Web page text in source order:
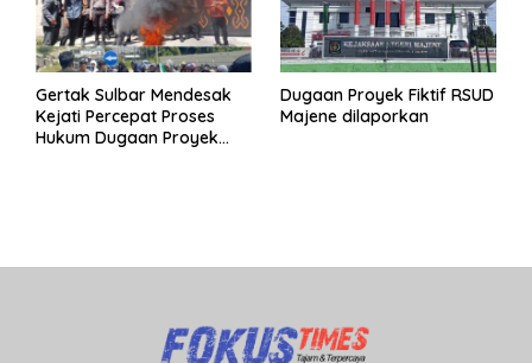
Gertak Sulbar Mendesak
Kejati Percepat Proses
Hukum Dugaan Proyek
Dugaan Proyek Fiktif RSUD
Majene dilaporkan